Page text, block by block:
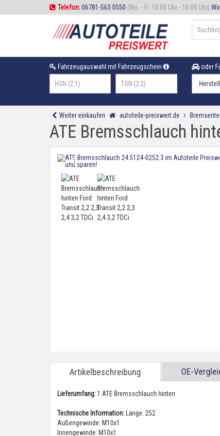
Telefon:06781-563 0550 (Mo. - Fr. 10:00 Uhr - 16:00 Uhr)
Fahrzeugauswahl mit Fahrzeugschein oder
Weiter einkaufen autoteile-preiswert.de
ATE Bremsschlauch
Artikelbeschreibung OE-
Lieferumfang:1 ATE Bremsschlauch hinten
Technische Information: Länge: 252
Außengewinde: M10x1
Innengewinde: M10x1